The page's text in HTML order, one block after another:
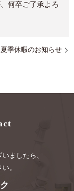
何卒ご了承よろ
夏季休暇のお知らせ
ましたら、
。